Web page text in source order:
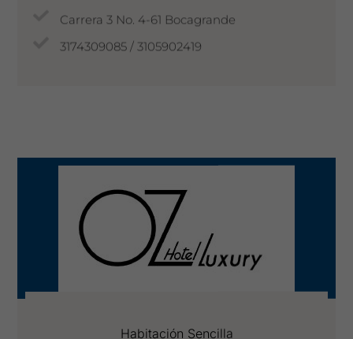
Carrera 3 No. 4-61 Bocagrande
3174309085 / 3105902419
Habitación Sencilla